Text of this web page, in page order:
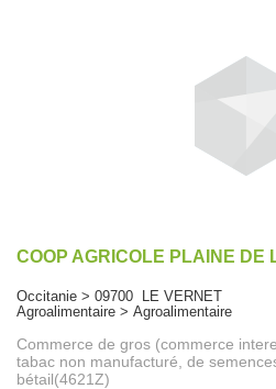
COOP AGRICOLE PLAINE DE
Occitanie > 09700 LE VERNET
Agroalimentaire > Agroalimentaire
Commerce de gros (commerce
tabac non manufacturé, de
bétail(4621Z)